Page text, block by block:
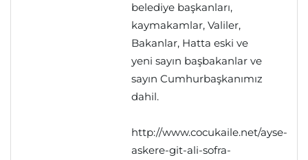
belediye başkanları,
kaymakamlar, Valiler,
Bakanlar, Hatta eski ve
yeni sayın başbakanlar ve
sayın Cumhurbaşkanımız
dahil.
http://www.cocukaile.net/ayse-
askere-git-ali-sofra-